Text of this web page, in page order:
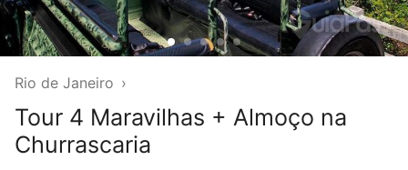
Rio de Janeiro ›
Tour 4 Maravilhas + Almoço na
Churrascaria